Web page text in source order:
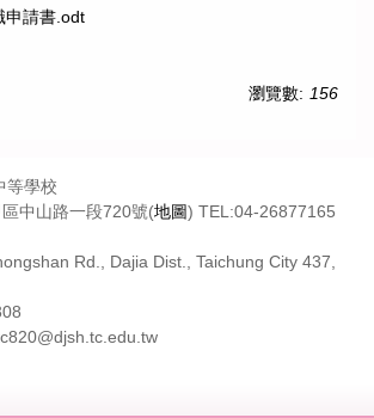
申請書.odt
瀏覽數: 156
等學校
中山路一段720號(地圖) TEL:04-26877165
Rd., Dajia Dist., Taichung City 437,